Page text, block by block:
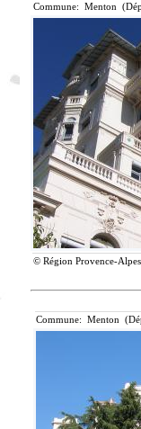
Commune: Menton
© Région Provence-
Commune: Menton